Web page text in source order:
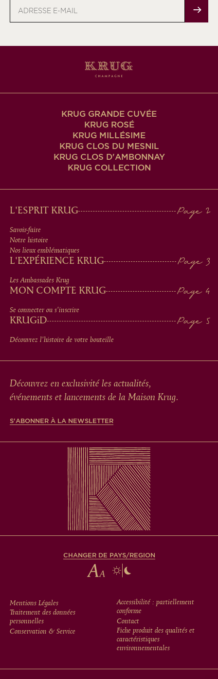
KRUG GRANDE CUVÉE
KRUG ROSÉ
KRUG MILLÉSIME
KRUG CLOS DU MESNIL
KRUG CLOS D'AMBONNAY
KRUG COLLECTION
MAIN
MEN
IN
FOOTER
L'ESPRIT KRUG
Savoir-faire
Notre histoire
Nos lieux emblématiques
L'EXPÉRIENCE KRUG
Les Ambassades Krug
MON COMPTE KRUG
Se connecter ou s'inscrire
KRUGiD
Découvrez l'histoire de votre bouteille
Découvrez en exclusivité les actualités,
événements et lancements de la Maison Krug.
S'ABONNER À LA NEWSLETTER
CHANGER DE PAYS/REGION
FOOTER
MENU
Mentions Légales
Traitement des données
personnelles
Conservation & Service
Accessibilité : partiellement
conforme
Contact
Fiche produit des qualités et
caractéristiques
environnementales